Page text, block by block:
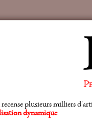
plusieurs milliers
dynamique.